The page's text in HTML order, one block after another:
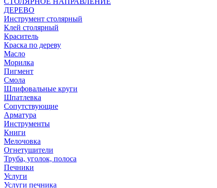
ДЕРЕВО
Инструмент столярный
Клей столярный
Краситель
Краска по дереву
Масло
Морилка
Пигмент
Смола
Шлифовальные круги
Шпатлевка
Сопутствующие
Арматура
Инструменты
Книги
Мелочовка
Огнетушители
Труба, уголок, полоса
Печники
Услуги
Услуги печника